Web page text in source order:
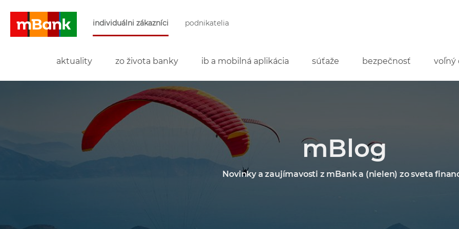
individuálni zákazníci podnikatelia
aktuality zo života banky ib a mobilná aplikácia súťaže bezpečnosť voľný
mBlog
Novinky a zaujímavosti z mBank a (nielen) zo sveta